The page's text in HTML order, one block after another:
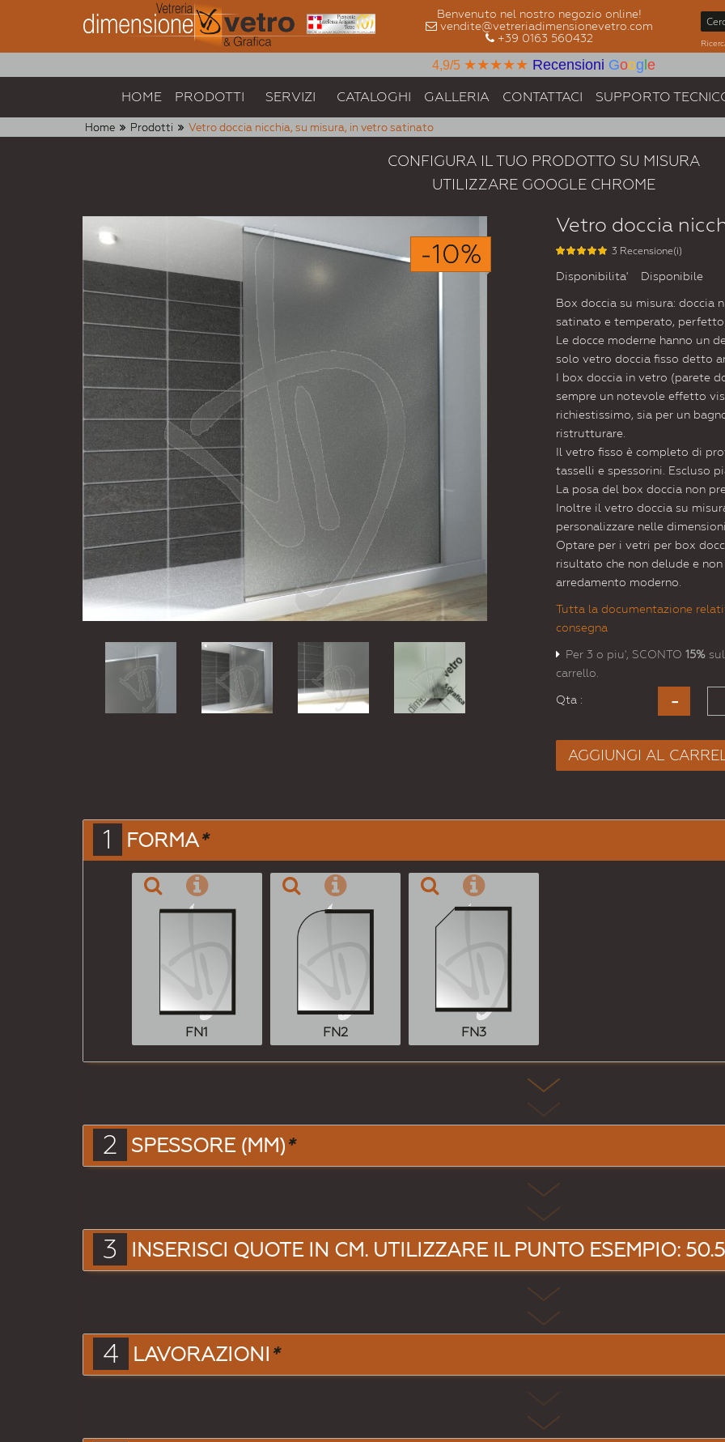
Benvenuto nel nostro negozio online!
vendite@vetreriadimensionevetro.com
+39 0163 560432
4,9/5 ★★★★★ Recensioni Goog e
HOME PRODOTTI SERVIZI CATALOGHI GALLERIA CONTATTACI SUPPORTO
Home Prodotti Vetro doccia nicchia, su misura, in vetro satinato
CONFIGURA IL TUO PRODOTTO SU MISURA
UTILIZZARE GOOGLE CHROME
-10%
Vetro doccia
3 Recensione(i)
Disponibilita' Disponibile
Box doccia su misura: doccia
satinato e temperato,
Le docce moderne hanno un
solo vetro doccia fisso detto
I box doccia in vetro (parete
sempre un notevole effetto
richiestissimo, sia per un
ristrutturare.
Il vetro fisso è completo di
tasselli e spessorini. Escluso
La posa del box doccia non
Inoltre il vetro doccia su
personalizzare nelle
Optare per i vetri per box
risultato che non delude e
arredamento moderno.
Tutta la documentazione
consegna
Per 3 o piu', SCONTO 15%
carrello.
Qta :
AGGIUNGI AL
1 FORMA*
FN1 FN2 FN3
2 SPESSORE (MM)*
3 INSERISCI QUOTE IN CM. UTILIZZARE IL PUNTO ESEMPIO:
4 LAVORAZIONI *